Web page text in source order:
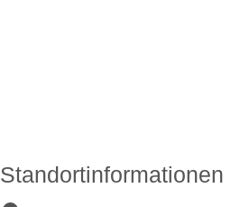
Standortinformationen